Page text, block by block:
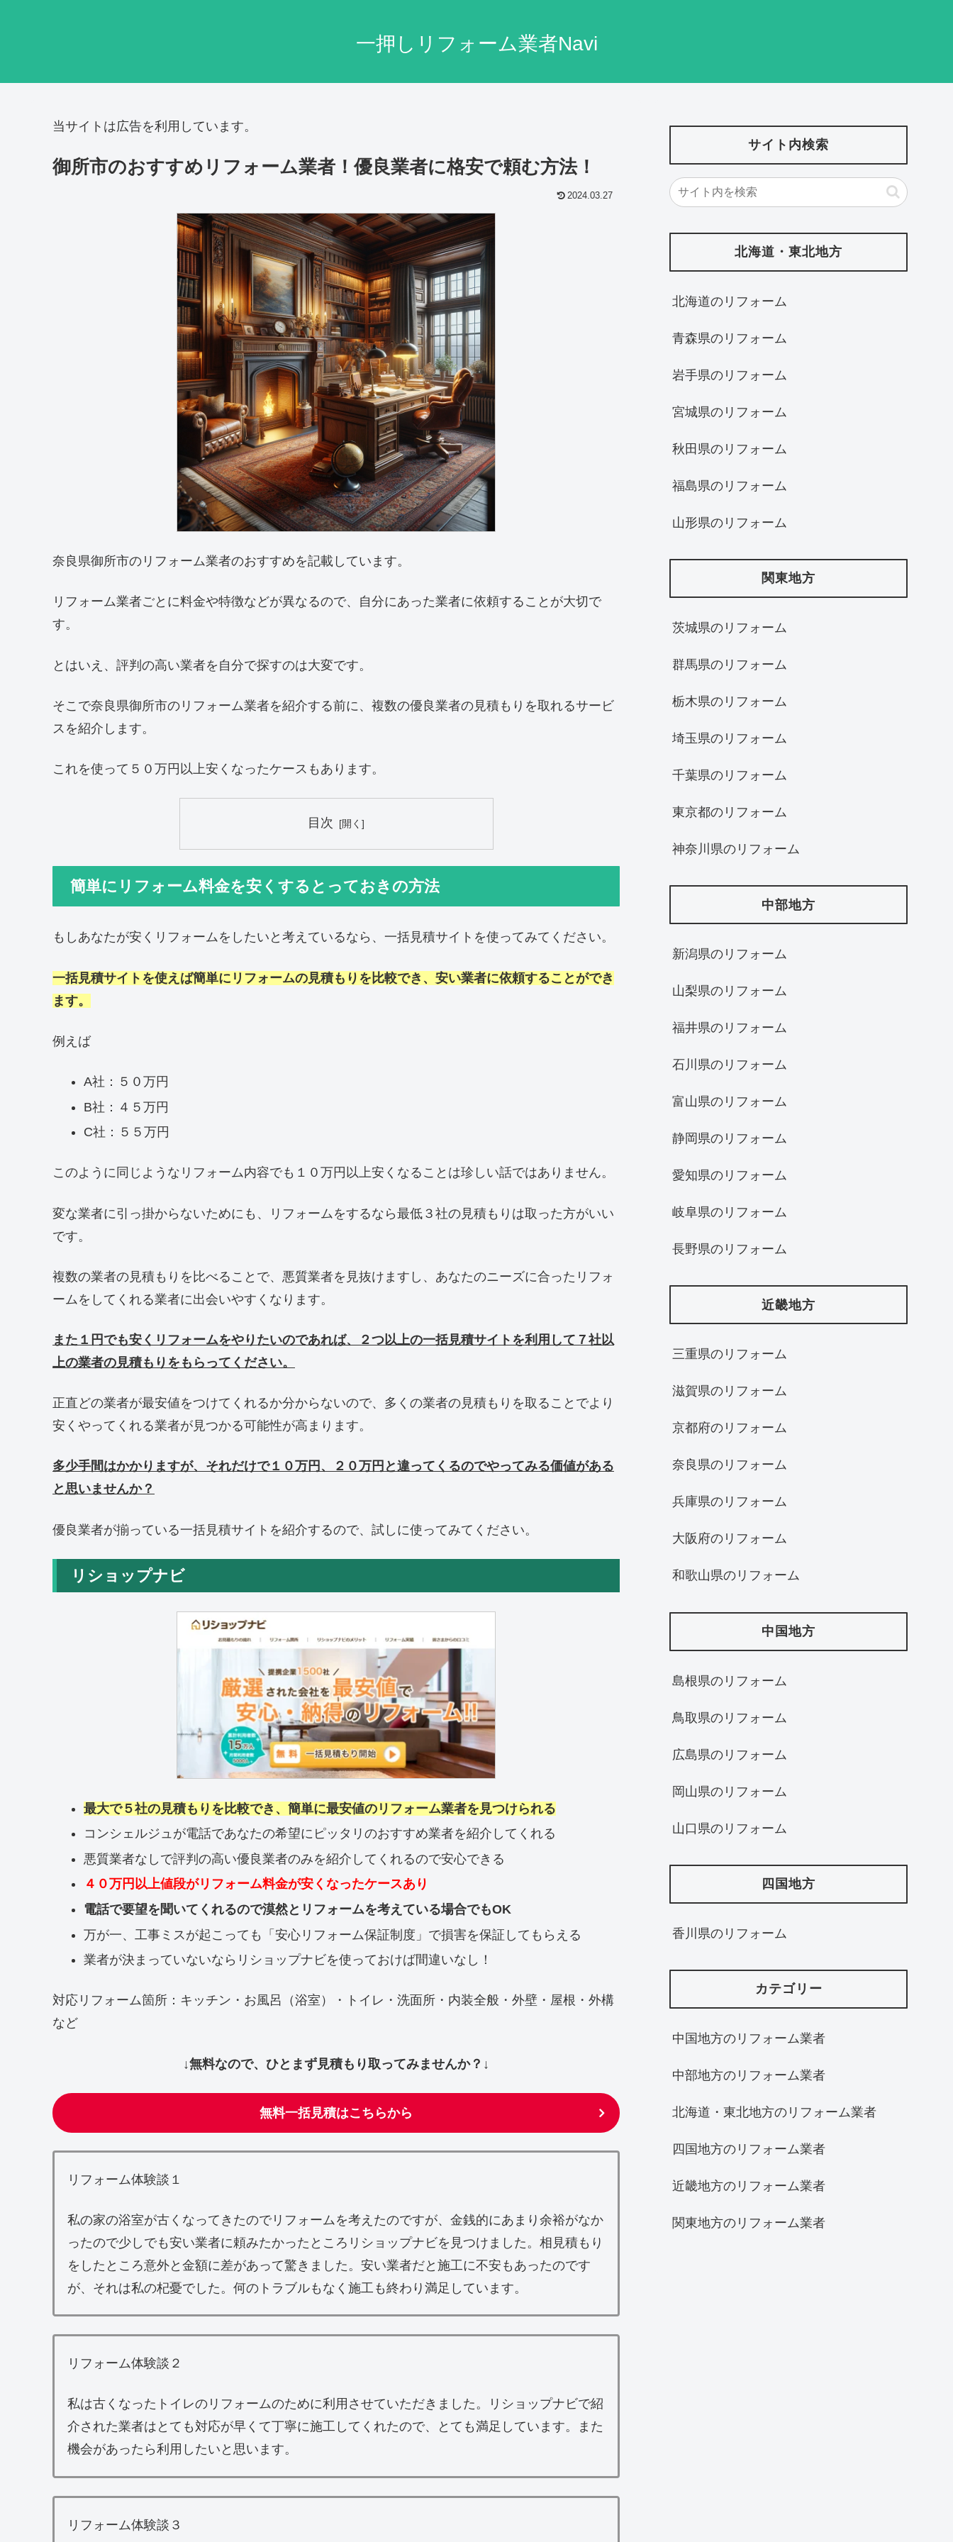
一押しリフォーム業者Navi
当サイトは広告を利用しています。
御所市のおすすめリフォーム業者！優良業者に格安で頼む方法！
2024.03.27
奈良県御所市のリフォーム業者のおすすめを記載しています。
リフォーム業者ごとに料金や特徴などが異なるので、自分にあった業者に依頼することが大切で
す。
とはいえ、評判の高い業者を自分で探すのは大変です。
そこで奈良県御所市のリフォーム業者を紹介する前に、複数の優良業者の見積もりを取れるサービ
スを紹介します。
これを使って５０万円以上安くなったケースもあります。
目次
簡単にリフォーム料金を安くするとっておきの方法
もしあなたが安くリフォームをしたいと考えているなら、一括見積サイトを使ってみてください。
一括見積サイトを使えば簡単にリフォームの見積もりを比較でき、安い業者に依頼することができ
ます。
例えば
A社：５０万円
B社：４５万円
C社：５５万円
このように同じようなリフォーム内容でも１０万円以上安くなることは珍しい話ではありません。
変な業者に引っ掛からないためにも、リフォームをするなら最低３社の見積もりは取った方がいい
です。
複数の業者の見積もりを比べることで、悪質業者を見抜けますし、あなたのニーズに合ったリフォ
ームをしてくれる業者に出会いやすくなります。
また１円でも安くリフォームをやりたいのであれば、２つ以上の一括見積サイトを利用して７社以
上の業者の見積もりをもらってください。
正直どの業者が最安値をつけてくれるか分からないので、多くの業者の見積もりを取ることでより
安くやってくれる業者が見つかる可能性が高まります。
多少手間はかかりますが、それだけで１０万円、２０万円と違ってくるのでやってみる価値がある
と思いませんか？
優良業者が揃っている一括見積サイトを紹介するので、試しに使ってみてください。
リショップナビ
最大で５社の見積もりを比較でき、簡単に最安値のリフォーム業者を見つけられる
コンシェルジュが電話であなたの希望にピッタリのおすすめ業者を紹介してくれる
悪質業者なしで評判の高い優良業者のみを紹介してくれるので安心できる
４０万円以上値段がリフォーム料金が安くなったケースあり
電話で要望を聞いてくれるので漠然とリフォームを考えている場合でもOK
万が一、工事ミスが起こっても「安心リフォーム保証制度」で損害を保証してもらえる
業者が決まっていないならリショップナビを使っておけば間違いなし！
対応リフォーム箇所：キッチン・お風呂（浴室）・トイレ・洗面所・内装全般・外壁・屋根・外構
など
↓無料なので、ひとまず見積もり取ってみませんか？↓
無料一括見積はこちらから
リフォーム体験談１
私の家の浴室が古くなってきたのでリフォームを考えたのですが、金銭的にあまり余裕がなか
ったので少しでも安い業者に頼みたかったところリショップナビを見つけました。相見積もり
をしたところ意外と金額に差があって驚きました。安い業者だと施工に不安もあったのです
が、それは私の杞憂でした。何のトラブルもなく施工も終わり満足しています。
リフォーム体験談２
私は古くなったトイレのリフォームのために利用させていただきました。リショップナビで紹
介された業者はとても対応が早くて丁寧に施工してくれたので、とても満足しています。また
機会があったら利用したいと思います。
リフォーム体験談３
サイト内検索
北海道・東北地方
北海道‎のリフォーム
青森県のリフォーム
岩手県のリフォーム
宮城県のリフォーム
秋田県のリフォーム
福島県のリフォーム
山形県のリフォーム
関東地方
茨城県のリフォーム
群馬県のリフォーム
栃木県のリフォーム
埼玉県のリフォーム
千葉県のリフォーム
東京都のリフォーム
神奈川県のリフォーム
中部地方
新潟県のリフォーム
山梨県のリフォーム
福井県のリフォーム
石川県のリフォーム
富山県のリフォーム
静岡県のリフォーム
愛知県のリフォーム
岐阜県のリフォーム
長野県のリフォーム
近畿地方
三重県のリフォーム
滋賀県のリフォーム
京都府のリフォーム
奈良県のリフォーム
兵庫県のリフォーム
大阪府のリフォーム
和歌山県のリフォーム
中国地方
島根県のリフォーム
鳥取県のリフォーム
広島県のリフォーム
岡山県のリフォーム
山口県のリフォーム
四国地方
香川県のリフォーム
カテゴリー
中国地方のリフォーム業者
中部地方のリフォーム業者
北海道・東北地方のリフォーム業者
四国地方のリフォーム業者
近畿地方のリフォーム業者
関東地方のリフォーム業者